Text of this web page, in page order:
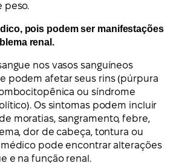
peso.
pois podem ser manifestações
renal.
nos vasos sanguíneos
podem afetar seus rins (púrpura
ou síndrome
Os sintomas podem incluir
moratias, sangramento, febre,
dor de cabeça, tontura ou
médico pode encontrar alterações
e na função renal.